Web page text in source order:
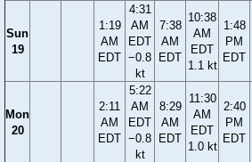
Sun
19
1:19
AM
EDT
4:31
AM
EDT
−0.8
kt
7:38
AM
EDT
10:38
AM
EDT
1.1 kt
1:48
PM
EDT
Mon
20
2:11
AM
EDT
5:22
AM
EDT
−0.8
kt
8:29
AM
EDT
11:30
AM
EDT
1.0 kt
2:40
PM
EDT